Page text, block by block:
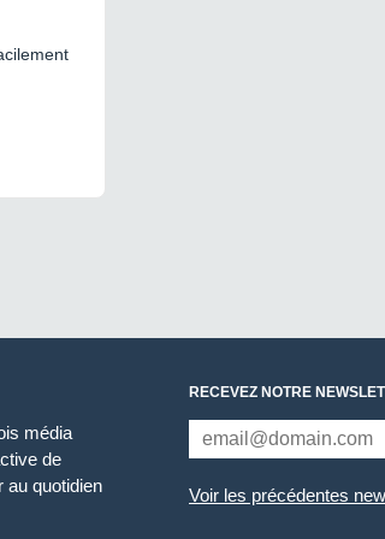
média
de
au quotidien
RECEVEZ NOTRE
Voir les précédentes